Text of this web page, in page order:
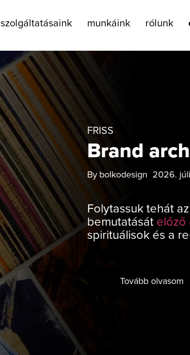
szolgáltatásaink munkáink rólunk
FRISS
Brand
By bolkodesign 2026.
Folytassuk tehát
bemutatását előző
spirituálisok és a
Tovább olvasom